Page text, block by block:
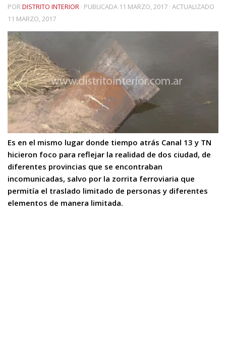
PORDISTRITO INTERIOR · PUBLICADA 11 MARZO, 2017 · ACTUALIZADO
11 MARZO, 2017
Es en el mismo lugar donde tiempo atrás Canal 13 y TN
hicieron foco para reflejar la realidad de dos ciudad, de
diferentes provincias que se encontraban
incomunicadas, salvo por la zorrita ferroviaria que
permitía el traslado limitado de personas y diferentes
elementos de manera limitada.